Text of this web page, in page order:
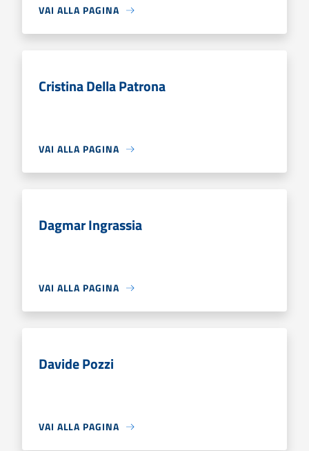
VAI ALLA PAGINA
Cristina Della Patrona
VAI ALLA PAGINA
Dagmar Ingrassia
VAI ALLA PAGINA
Davide Pozzi
VAI ALLA PAGINA